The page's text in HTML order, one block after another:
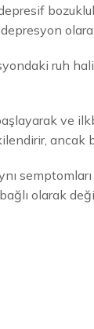
ruh
ve
ancak
olarak